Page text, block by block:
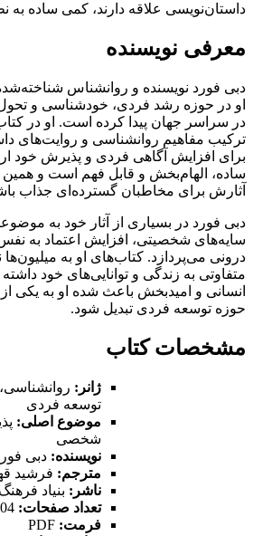
داستان‌نویسی علاقه دارند، کمی ساده به
معرفی نویسنده
دبی فورد نویسنده و روانشناس
او در حوزه رشد فردی، خودشناسی و
در سراسر جهان پیدا کرده است. او در
ترکیب مفاهیم روانشناسی و روایت‌های
برای افزایش آگاهی فردی و پذیرش خود
ساده، الهام‌بخش و قابل فهم است و
آثارش برای مخاطبان گسترده‌ای جذاب
دبی فورد در بسیاری از آثار خود به
سایه‌های شخصیتی، افزایش اعتماد به
درونی می‌پردازد. کتاب‌های او به میلیون‌ها
متفاوتی به زندگی و توانایی‌های خود
انسانی و امیدبخش باعث شده او به یکی از
حوزه توسعه فردی تبدیل شود.
مشخصات کتاب
ژانر:
توسعه فردی
موضوع اصلی:
شخصی
نویسنده: دبی
مترجم: فرشید
ناشر: بنیاد
تعداد صفحات:
فرمت: